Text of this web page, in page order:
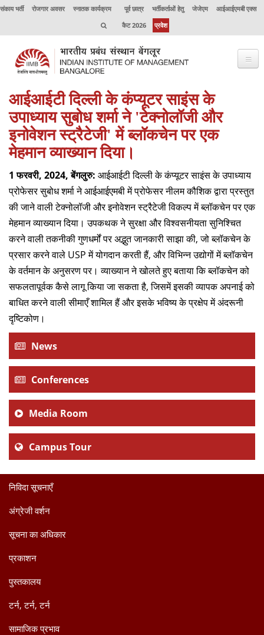
संकाय भर्ती रोजगार अवसर स्नातक कार्यक्रम पूर्व छात्र भर्तीकर्ताओं हेतु जेजेएम
आईआईएमबी एक्स
कैट 2026
प्रवेश
भाप्रसंबें के विषय में
कार्यक्रम
कार्यपालक शिक्षा
उत्कृष्टता केंद्र
संकाय
अनुसंधान
जर्नल
दान
आईआईटी दिल्ली के कंप्यूटर साइंस के
उपाध्याय सुबोध शर्मा ने 'टेक्नोलॉजी और
इनोवेशन स्ट्रैटेजी' में ब्लॉकचेन पर एक
मेहमान व्याख्यान दिया।
1 फरवरी, 2024, बेंगलुरु: आईआईटी दिल्ली के कंप्यूटर साइंस के उपाध्याय
प्रोफेसर सुबोध शर्मा ने आईआईएमबी में प्रोफेसर नीलम कौशिक द्वारा प्रस्तुत
की जाने वाली टेक्नोलॉजी और इनोवेशन स्ट्रैटेजी विकल्प में ब्लॉकचेन पर एक
मेहमान व्याख्यान दिया। उपकथक ने सुरक्षा और विश्वसनीयता सुनिश्चित
करने वाली तकनीकी गुणधर्मों पर अद्भुत जानकारी साझा की, जो ब्लॉकचेन के
प्रसार करने वाले USP में योगदान करती हैं, और विभिन्न उद्योगों में ब्लॉकचेन
के वर्तमान के अनुसरण पर। व्याख्यान ने खोलते हुए बताया कि ब्लॉकचेन को
सफलतापूर्वक कैसे लागू किया जा सकता है, जिसमें इसकी व्यापक अपनाई को
बाधित करने वाली सीमाएँ शामिल हैं और इसके भविष्य के प्रक्षेप में अंदरूनी
दृष्टिकोण।
News
Conferences
Media Room
Campus Tour
निविदा सूचनाएँ
अंग्रेजी वर्शन
सूचना का अधिकार
प्रकाशन
पुस्तकालय
टर्न, टर्न, टर्न
सामाजिक प्रभाव